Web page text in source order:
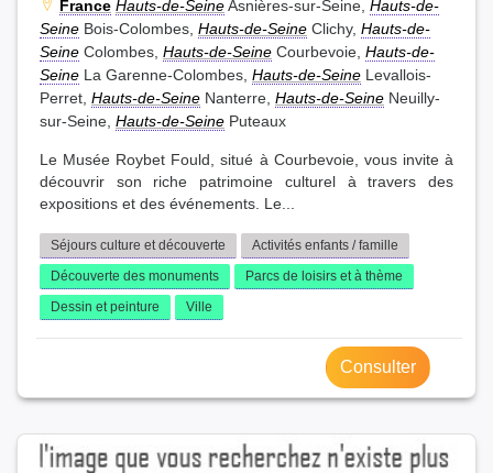
France Hauts-de-SeineAsnières-sur-Seine, Hauts-de-
Seine Bois-Colombes, Hauts-de-Seine Clichy, Hauts-de-
Seine Colombes, Hauts-de-Seine Courbevoie, Hauts-de-
Seine La Garenne-Colombes, Hauts-de-Seine Levallois-
Perret, Hauts-de-Seine Nanterre, Hauts-de-Seine Neuilly-
sur-Seine, Hauts-de-Seine Puteaux
Le Musée Roybet Fould, situé à Courbevoie, vous invite à
découvrir son riche patrimoine culturel à travers des
expositions et des événements. Le...
Séjours culture et découverte
Activités enfants / famille
Découverte des monuments
Parcs de loisirs et à thème
Dessin et peinture
Ville
Consulter